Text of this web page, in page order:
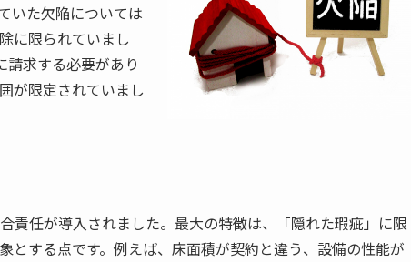
いた欠陥については
に限られていまし
請求する必要があり
が限定されていまし
責任が導入されました。最大の特徴は、「隠れた瑕疵」に限
とする点です。例えば、床面積が契約と違う、設備の性能が